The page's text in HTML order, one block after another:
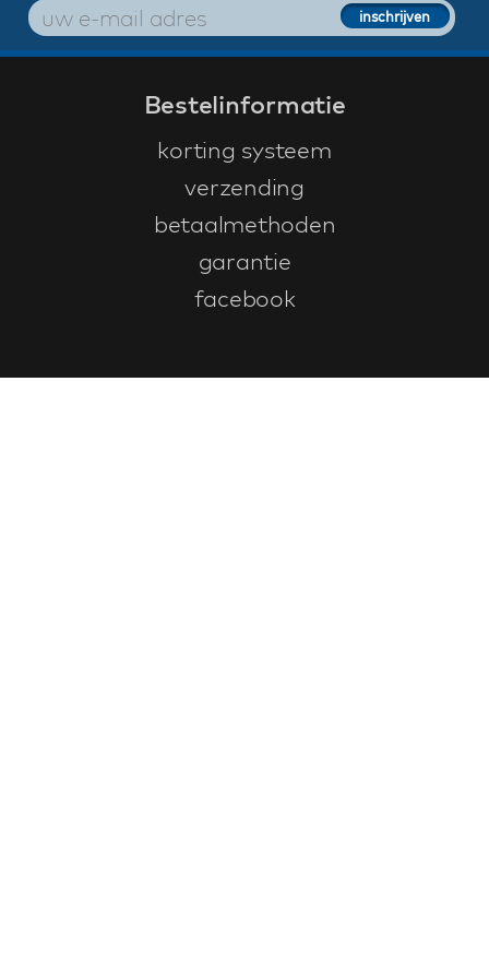
Bestelinformatie
korting systeem
verzending
betaalmethoden
garantie
facebook
Klantenservice